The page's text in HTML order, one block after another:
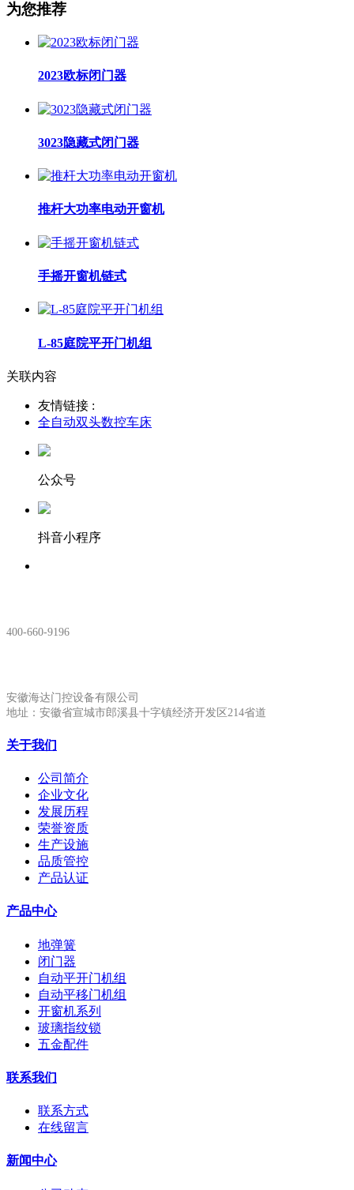
为您推荐
2023欧标闭门器
3023隐藏式闭门器
推杆大功率电动开窗机
手摇开窗机链式
L-85庭院平开门机组
关联内容
友情链接 :
全自动双头数控车床
公众号
抖音小程序
400-660-9196
安徽海达门控设备有限公司
地址：安徽省宣城市郎溪县十字镇经济开发区214省道
关于我们
公司简介
企业文化
发展历程
荣誉资质
生产设施
品质管控
产品认证
产品中心
地弹簧
闭门器
自动平开门机组
自动平移门机组
开窗机系列
玻璃指纹锁
五金配件
联系我们
联系方式
在线留言
新闻中心